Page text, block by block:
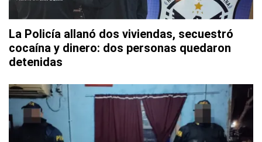
La Policía allanó dos viviendas, secuestró
cocaína y dinero: dos personas quedaron
detenidas